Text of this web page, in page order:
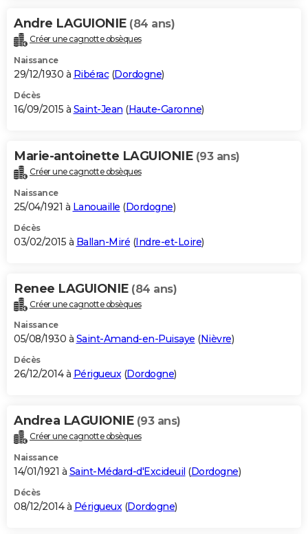
Andre LAGUIONIE (84 ans)
Créer une cagnotte obsèques
Naissance
29/12/1930 à Ribérac(Dordogne)
Décès
16/09/2015 à Saint-Jean (Haute-Garonne)
Marie-antoinette LAGUIONIE (93 ans)
Créer une cagnotte obsèques
Naissance
25/04/1921 à Lanouaille (Dordogne)
Décès
03/02/2015 à Ballan-Miré (Indre-et-Loire)
Renee LAGUIONIE (84 ans)
Créer une cagnotte obsèques
Naissance
05/08/1930 à Saint-Amand-en-Puisaye (Nièvre)
Décès
26/12/2014 à Périgueux(Dordogne)
Andrea LAGUIONIE (93 ans)
Créer une cagnotte obsèques
Naissance
14/01/1921 à Saint-Médard-d'Excideuil (Dordogne)
Décès
08/12/2014 à Périgueux(Dordogne)